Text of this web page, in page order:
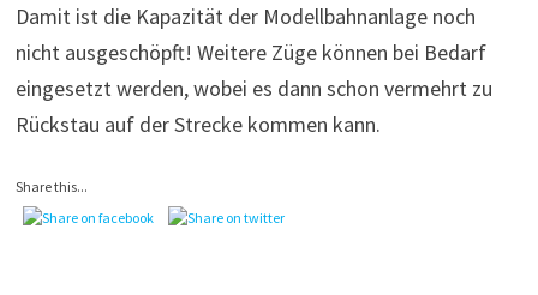
Damit ist die Kapazität der Modellbahnanlage noch
nicht ausgeschöpft! Weitere Züge können bei Bedarf
eingesetzt werden, wobei es dann schon vermehrt zu
Rückstau auf der Strecke kommen kann.
Share this...